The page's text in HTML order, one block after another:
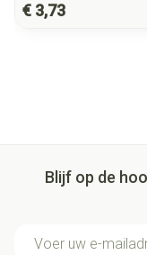
€ 3,73
Blijf op de